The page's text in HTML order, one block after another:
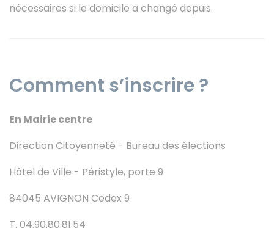
nécessaires si le domicile a changé depuis.
Comment s’inscrire ?
En Mairie centre
Direction Citoyenneté - Bureau des élections
Hôtel de Ville - Péristyle, porte 9
84045 AVIGNON Cedex 9
T. 04.90.80.81.54